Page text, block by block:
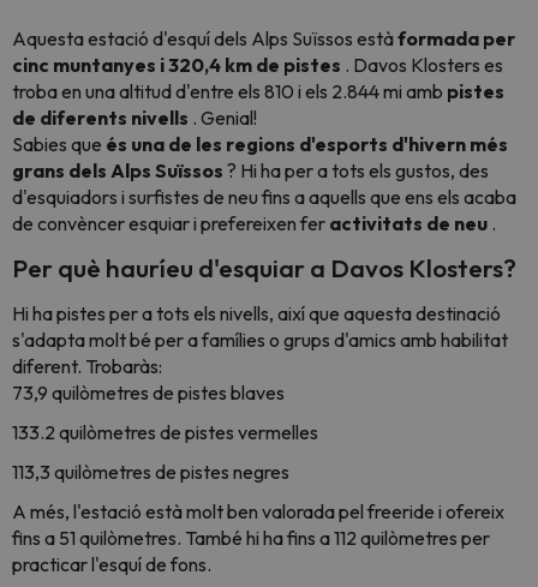
Aquesta estació d'esquí dels Alps Suïssos estàformada per
cinc muntanyes i 320,4 km de pistes . Davos Klosters es
troba en una altitud d'entre els 810 i els 2.844 mi amb pistes
de diferents nivells . Genial!
Sabies que és una de les regions d'esports d'hivern més
grans dels Alps Suïssos ? Hi ha per a tots els gustos, des
d'esquiadors i surfistes de neufins a aquells que ens els acaba
de convèncer esquiar i prefereixen fer activitats de neu .
Per què hauríeu d'esquiar a Davos Klosters?
Hi ha pistes per a tots els nivells, així que aquesta destinació
s'adapta molt bé per a famílies o grups d'amics amb habilitat
diferent. Trobaràs:
73,9 quilòmetres de pistes blaves
133.2 quilòmetres de pistes vermelles
113,3 quilòmetres de pistes negres
A més, l'estació està molt ben valorada pel freeride i ofereix
fins a 51 quilòmetres. També hi ha fins a 112 quilòmetres per
practicar l'esquí de fons.